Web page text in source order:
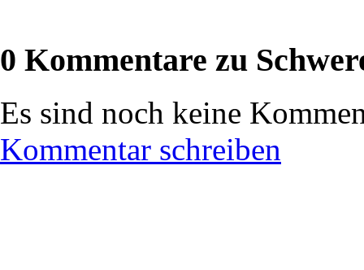
0 Kommentare zu
Es sind noch keine
Kommentar schreiben